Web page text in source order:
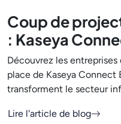
Coup de
: Kaseya
Découvrez les
place de Kaseya
transforment le secteur
Lire l'article de blog